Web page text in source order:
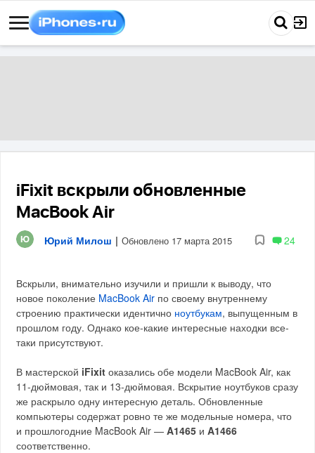
iFixit вскрыли обновленные
MacBook Air
Юрий Милош | Обновлено 17 марта 2015 24
Вскрыли, внимательно изучили и пришли к выводу, что
новое поколение MacBook Air по своему внутреннему
строению практически идентично ноутбукам, выпущенным в
прошлом году. Однако кое-какие интересные находки все-
таки присутствуют.
В мастерской iFixit оказались обе модели MacBook Air, как
11-дюймовая, так и 13-дюймовая. Вскрытие ноутбуков сразу
же раскрыло одну интересную деталь. Обновленные
компьютеры содержат ровно те же модельные номера, что
и прошлогодние MacBook Air —A1465 иA1466
соответственно.